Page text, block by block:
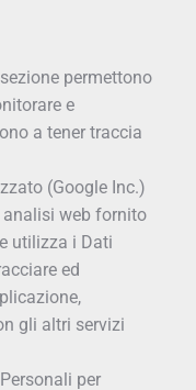
permettono
e
a tener traccia
(Google Inc.)
analisi web fornito
utilizza i Dati
ed
gli altri servizi
per